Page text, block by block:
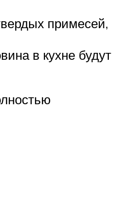
примесей,
в кухне будут